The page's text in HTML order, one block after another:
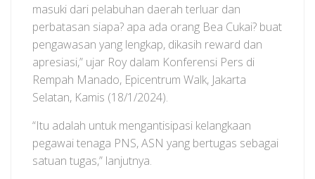
masuki dari pelabuhan daerah terluar dan
perbatasan siapa? apa ada orang Bea Cukai? buat
pengawasan yang lengkap, dikasih reward dan
apresiasi,” ujar Roy dalam Konferensi Pers di
Rempah Manado, Epicentrum Walk, Jakarta
Selatan, Kamis (18/1/2024).
“Itu adalah untuk mengantisipasi kelangkaan
pegawai tenaga PNS, ASN yang bertugas sebagai
satuan tugas,” lanjutnya.